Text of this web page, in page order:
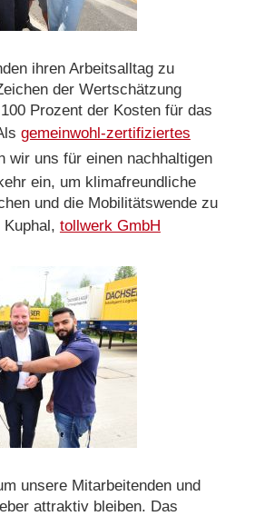
ihren Arbeitsalltag zu
der Wertschätzung
Prozent der Kosten für das
gemeinwohl-zertifiziertes
wir uns für einen nachhaltigen
ein, um klimafreundliche
und die Mobilitätswende zu
tollwerk GmbH
unsere Mitarbeitenden und
attraktiv bleiben. Das